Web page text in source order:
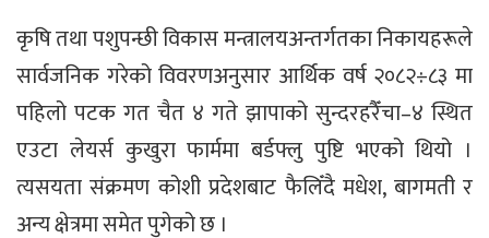
कृषि तथा पशुपन्छी विकास मन्त्रालयअन्तर्गतका निकायहरूले
सार्वजनिक गरेको विवरणअनुसार आर्थिक वर्ष २०८२÷८३ मा
पहिलो पटक गत चैत ४ गते झापाको सुन्दरहरैँचा–४ स्थित
एउटा लेयर्स कुखुरा फार्ममा बर्डफ्लु पुष्टि भएको थियो ।
त्यसयता संक्रमण कोशी प्रदेशबाट फैलिँदै मधेश, बागमती र
अन्य क्षेत्रमा समेत पुगेको छ ।